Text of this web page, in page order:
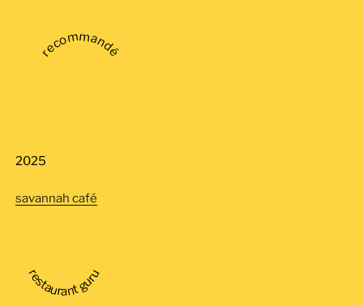
recommandé
2025
savannah café
restaurant guru